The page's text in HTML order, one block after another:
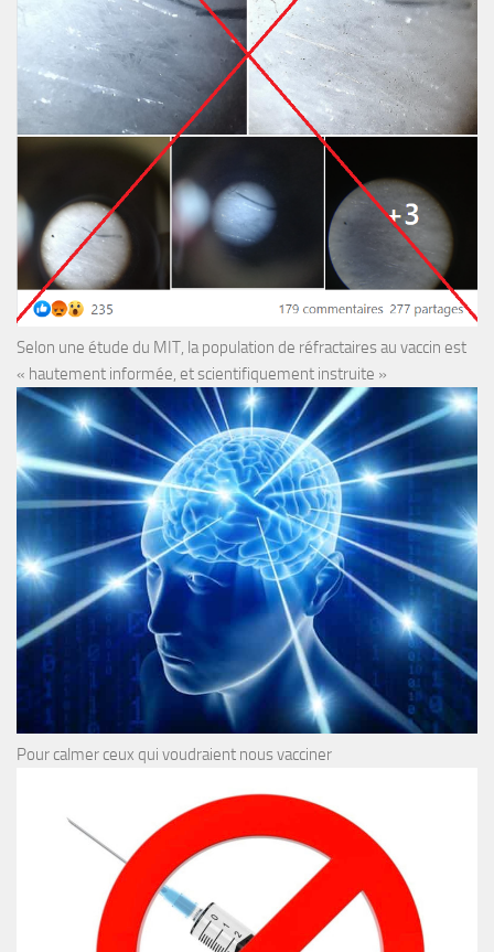
Selon une étude du MIT, la population de réfractaires au vaccin est
« hautement informée, et scientifiquement instruite »
Pour calmer ceux qui voudraient nous vacciner